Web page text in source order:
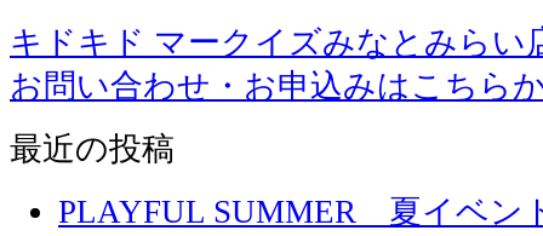
キドキド マークイズみなとみらい
お問い合わせ・お申込みはこちら
最近の投稿
PLAYFUL SUMMER 夏イベ